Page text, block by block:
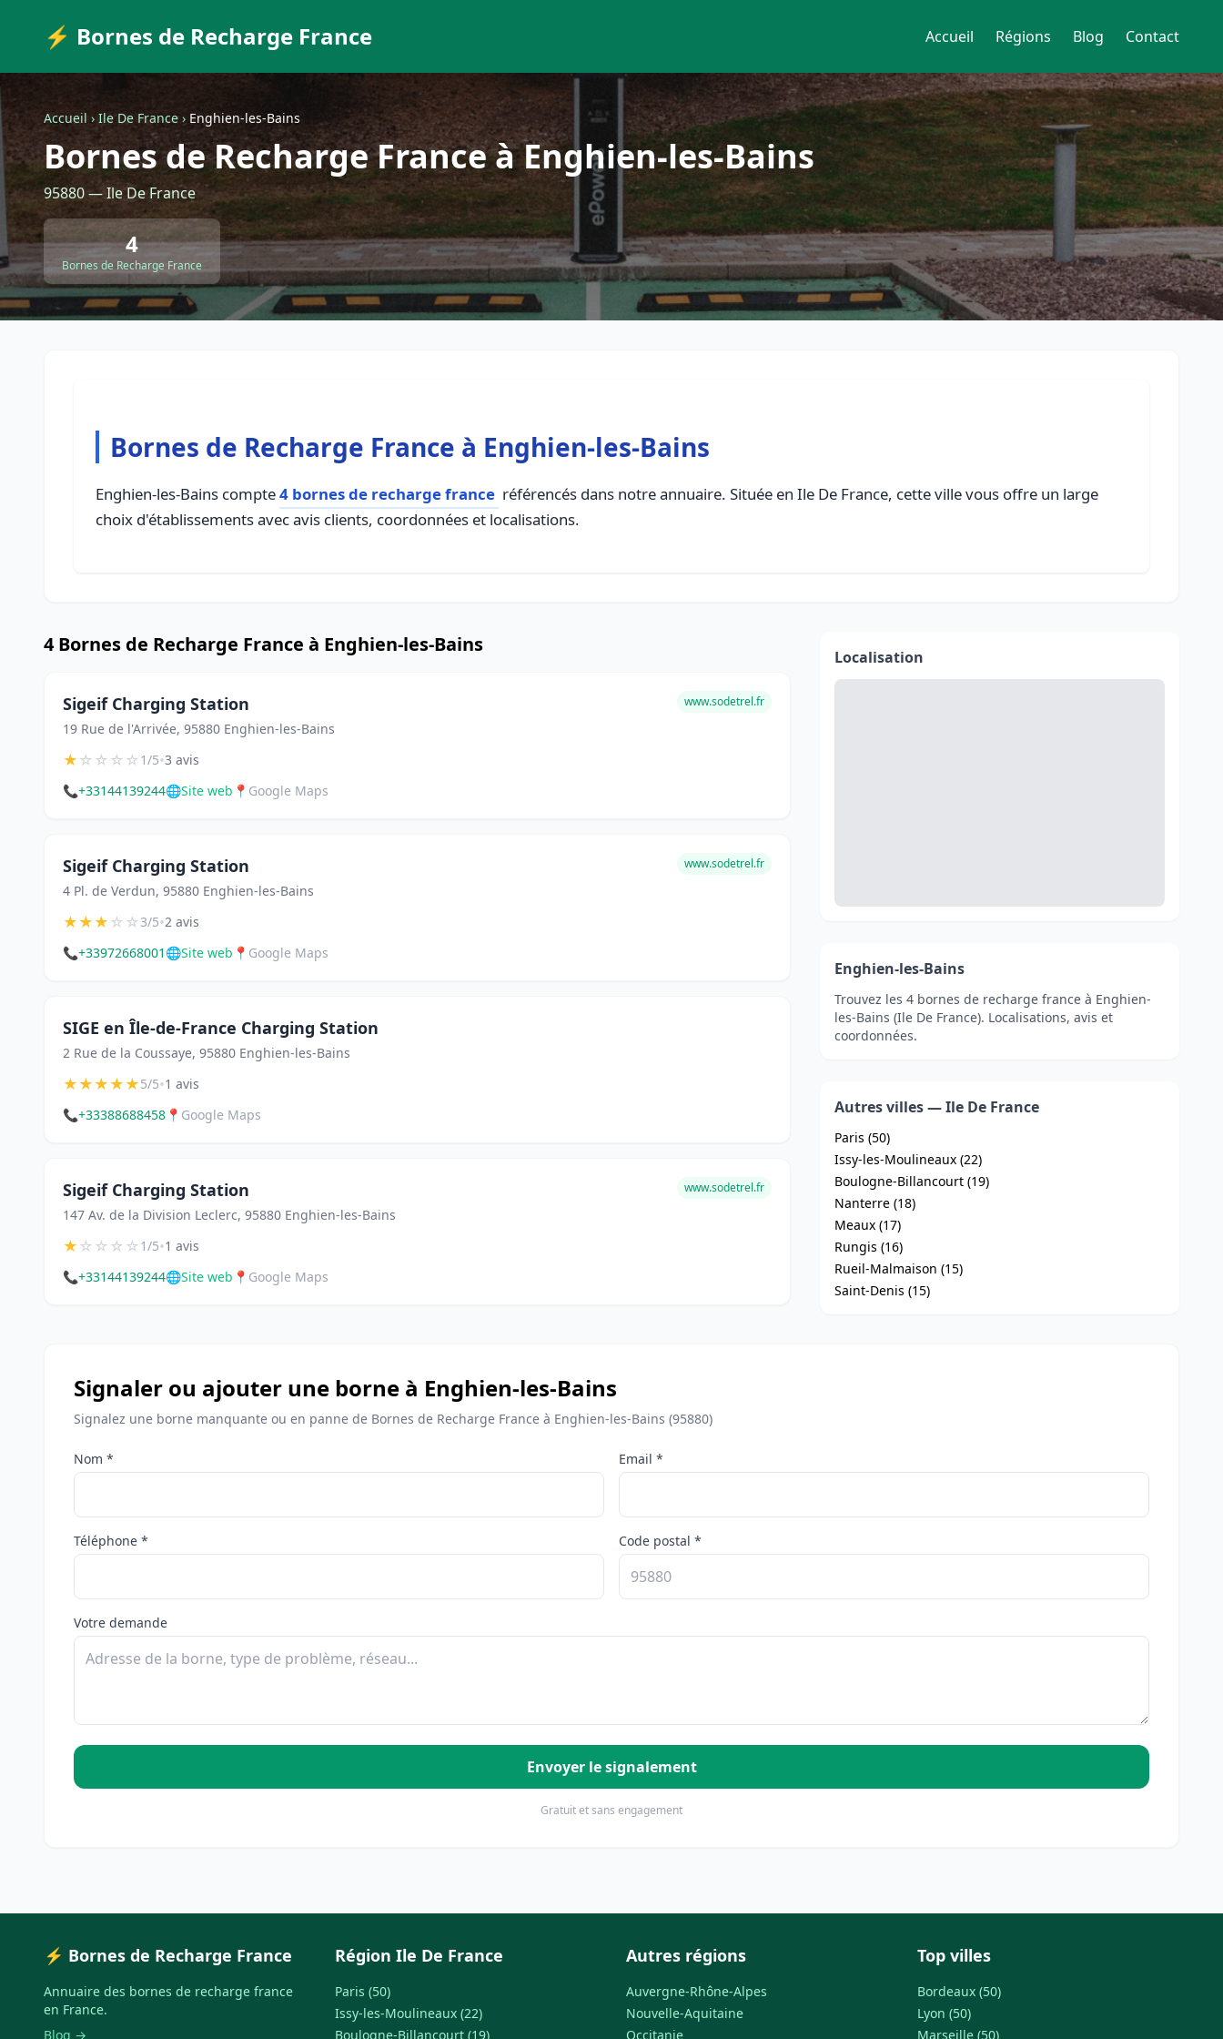
⚡ Bornes de Recharge France Accueil Régions Blog Contact
Accueil › Ile De France › Enghien-les-Bains
Bornes de Recharge France à Enghien-les-Bains
95880 — Ile De France
4
Bornes de Recharge France
Bornes de Recharge France à Enghien-les-Bains
Enghien-les-Bains compte4 bornes de recharge france référencés dans notre annuaire. Située en Ile De France, cette ville vous offre un large
choix d'établissements avec avis clients, coordonnées et localisations.
4 Bornes de Recharge France à Enghien-les-Bains
Sigeif Charging Station
19 Rue de l'Arrivée, 95880 Enghien-les-Bains
www.sodetrel.fr
★☆☆☆☆1/5•3 avis
📞+33144139244🌐Site web 📍 Google Maps
Sigeif Charging Station
4 Pl. de Verdun, 95880 Enghien-les-Bains
www.sodetrel.fr
★★★☆☆3/5•2 avis
📞+33972668001 🌐Site web 📍 Google Maps
SIGE en Île-de-France Charging Station
2 Rue de la Coussaye, 95880 Enghien-les-Bains
★★★★★5/5•1 avis
📞+33388688458 📍 Google Maps
Sigeif Charging Station
147 Av. de la Division Leclerc, 95880 Enghien-les-Bains
www.sodetrel.fr
★☆☆☆☆1/5•1 avis
📞+33144139244🌐Site web 📍 Google Maps
Localisation
Enghien-les-Bains
Trouvez les 4 bornes de recharge france à Enghien-
les-Bains (Ile De France). Localisations, avis et
coordonnées.
Autres villes — Ile De France
Paris (50)
Issy-les-Moulineaux (22)
Boulogne-Billancourt (19)
Nanterre (18)
Meaux (17)
Rungis (16)
Rueil-Malmaison (15)
Saint-Denis (15)
Signaler ou ajouter une borne à Enghien-les-Bains
Signalez une borne manquante ou en panne de Bornes de Recharge France à Enghien-les-Bains (95880)
Nom * Email *
Téléphone * Code postal *
Votre demande
Envoyer le signalement
Gratuit et sans engagement
⚡ Bornes de Recharge France
Annuaire des bornes de recharge france
en France.
Blog →
Région Ile De France
Paris (50)
Issy-les-Moulineaux (22)
Boulogne-Billancourt (19)
Autres régions
Auvergne-Rhône-Alpes
Nouvelle-Aquitaine
Occitanie
Top villes
Bordeaux (50)
Lyon (50)
Marseille (50)